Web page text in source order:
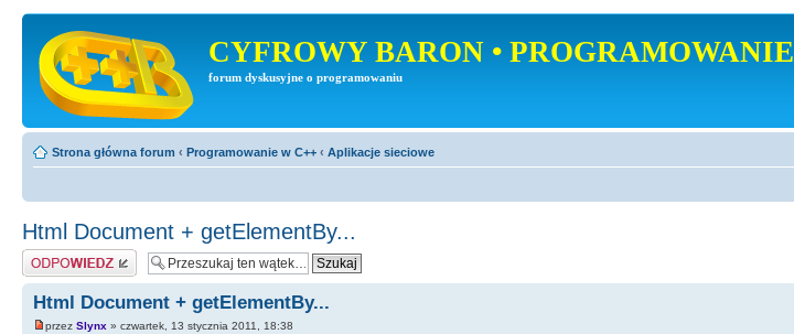
CYFROWY BARON • PROGRAMOWANIE
forum dyskusyjne o programowaniu
Strona główna forum ‹ Programowanie w C++ ‹ Aplikacje sieciowe
Html Document + getElementBy...
Odpowiedz
Html Document + getElementBy...
przez Slynx » czwartek, 13 stycznia 2011, 18:38